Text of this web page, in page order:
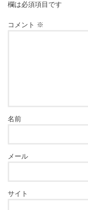
欄は必須項目です
コメント ※
名前
メール
サイト